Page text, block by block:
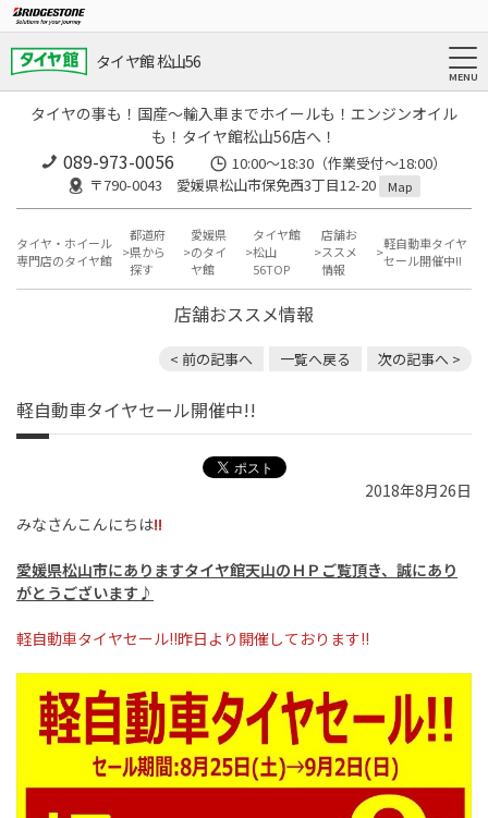
タイヤ館 松山56
タイヤの事も！国産～輸入車までホイールも！エンジンオイル
も！タイヤ館松山56店へ！
089-973-0056
10:00～18:30（作業受付～18:00）
〒790-0043 愛媛県松山市保免西3丁目12-20
Map
タイヤ・ホイール
専門店のタイヤ館
都道府
県から
探す
愛媛県
のタイ
ヤ館
タイヤ館
松山
56TOP
店舗お
ススメ
情報
軽自動車タイヤ
セール開催中!!
店舗おススメ情報
< 前の記事へ 一覧へ戻る 次の記事へ >
軽自動車タイヤセール開催中!!
2018年8月26日
みなさんこんにちは!!
愛媛県松山市にありますタイヤ館天山のＨＰご覧頂き、誠にあり
がとうございます♪
軽自動車タイヤセール!!昨日より開催しております!!